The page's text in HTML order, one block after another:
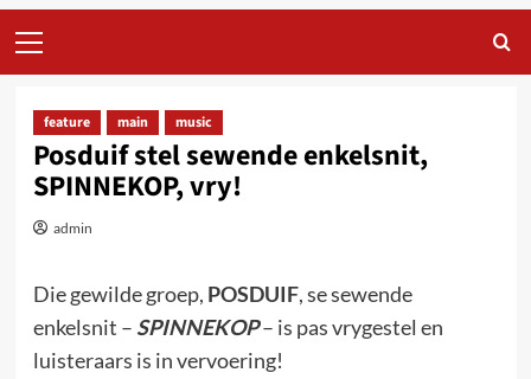
Menu
feature main music
Posduif stel sewende enkelsnit,
SPINNEKOP, vry!
admin
Die gewilde groep, POSDUIF,se sewende
enkelsnit – SPINNEKOP– is pas vrygestel en
luisteraars is in vervoering!